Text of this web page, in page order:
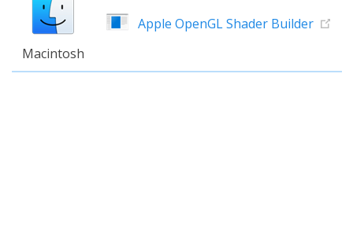
Macintosh
Apple OpenGL Shader Builder